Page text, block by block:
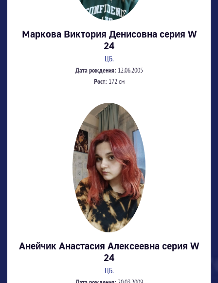
Маркова Виктория Денисовна серия W
24
ЦБ.
Дата рождения: 12.06.2005
Рост: 172 см
Анейчик Анастасия Алексеевна серия W
24
ЦБ.